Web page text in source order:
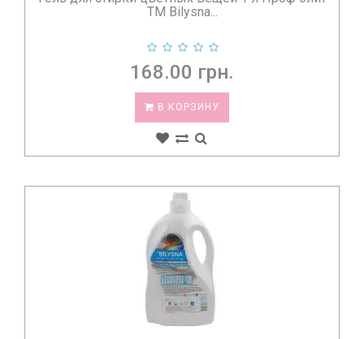
TM Bilysna...
168.00 грн.
В КОРЗИНУ